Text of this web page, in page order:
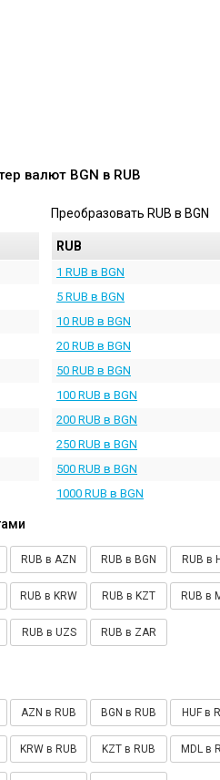
валют BGN в RUB
Преобразовать RUB в BGN
RUB
1 RUB в BGN
5 RUB в BGN
10 RUB в BGN
20 RUB в BGN
50 RUB в BGN
100 RUB в BGN
200 RUB в BGN
250 RUB в BGN
500 RUB в BGN
1000 RUB в BGN
RUB в AZN RUB в BGN RUB в
RUB в KRW RUB в KZT RUB в
RUB в UZS RUB в ZAR
AZN в RUB BGN в RUB HUF в
KRW в RUB KZT в RUB MDL в